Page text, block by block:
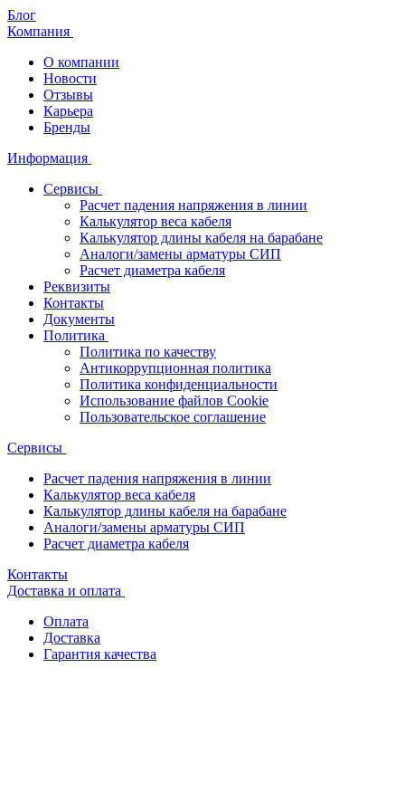
Блог
Компания
О компании
Новости
Отзывы
Карьера
Бренды
Информация
Сервисы
Расчет падения напряжения в линии
Калькулятор веса кабеля
Калькулятор длины кабеля на барабане
Аналоги/замены арматуры СИП
Расчет диаметра кабеля
Реквизиты
Контакты
Документы
Политика
Политика по качеству
Антикоррупционная политика
Политика конфиденциальности
Использование файлов Cookie
Пользовательское соглашение
Сервисы
Расчет падения напряжения в линии
Калькулятор веса кабеля
Калькулятор длины кабеля на барабане
Аналоги/замены арматуры СИП
Расчет диаметра кабеля
Контакты
Доставка и оплата
Оплата
Доставка
Гарантия качества